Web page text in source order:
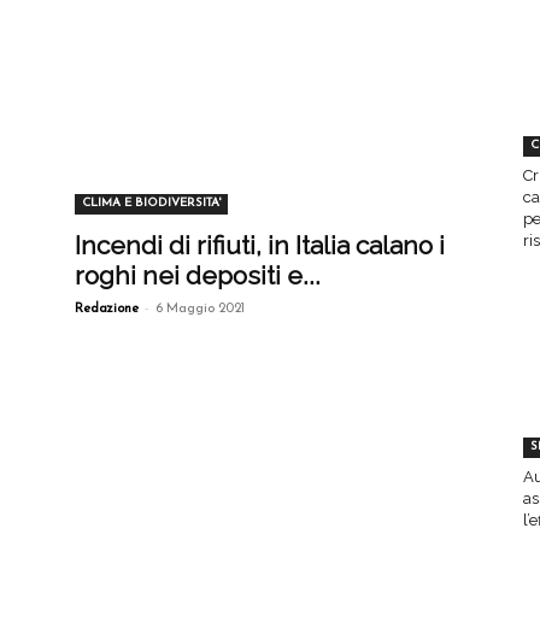
CLIMA E BIODIVERSITA'
Incendi di rifiuti, in Italia calano i
roghi nei depositi e...
Redazione - 6 Maggio 2021